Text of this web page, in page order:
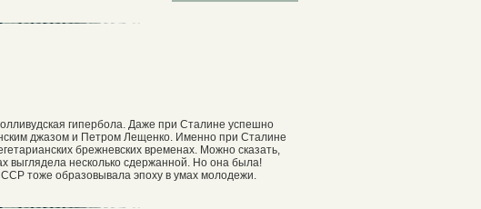
гипербола. Даже при Сталине успешно
джазом и Петром Лещенко. Именно при Сталине
брежневских временах. Можно сказать,
выглядела несколько сдержанной. Но она была!
тоже образовывала эпоху в умах молодежи.